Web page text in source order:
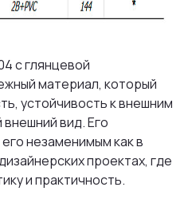
с глянцевой
материал, который
устойчивость к внешним
вид. Его
незаменимым как в
проектах, где
и практичность.